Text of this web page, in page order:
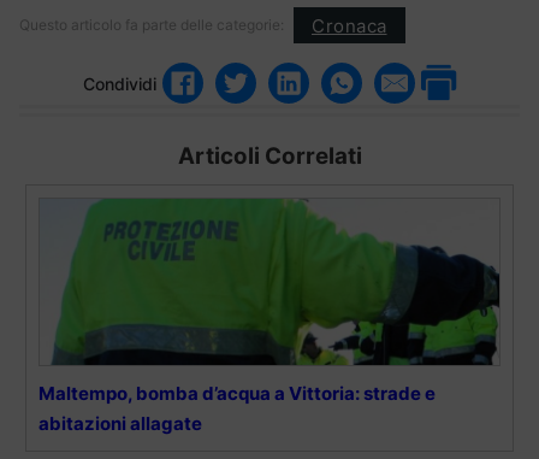
Questo articolo fa parte delle categorie: Cronaca
Condividi
Articoli Correlati
Maltempo, bomba d’acqua a Vittoria: strade e
abitazioni allagate